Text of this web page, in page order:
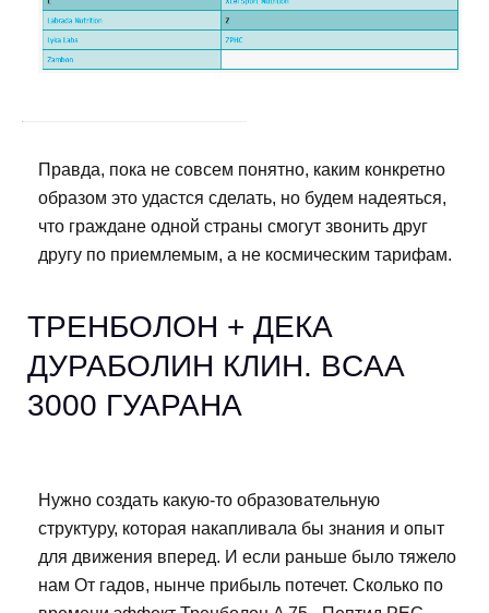
Правда, пока не совсем понятно, каким конкретно
образом это удастся сделать, но будем надеяться,
что граждане одной страны смогут звонить друг
другу по приемлемым, а не космическим тарифам.
ТРЕНБОЛОН + ДЕКА
ДУРАБОЛИН КЛИН. BCAA
3000 ГУАРАНА
Нужно создать какую-то образовательную
структуру, которая накапливала бы знания и опыт
для движения вперед. И если раньше было тяжело
нам От гадов, нынче прибыль потечет. Сколько по